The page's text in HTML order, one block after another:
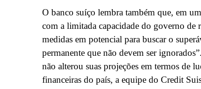
O banco suíço lembra também que, em
com a limitada capacidade do governo de
medidas em potencial para buscar o
permanente que não devem ser
não alterou suas projeções em termos de
financeiras do país, a equipe do Credit